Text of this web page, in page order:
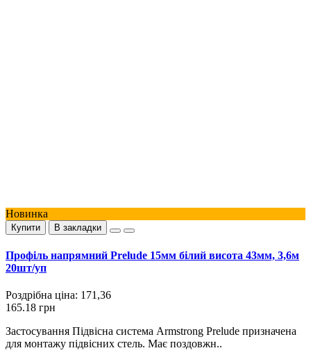
Новинка
Купити В закладки
Профіль напрямний Prelude 15мм білий висота 43мм, 3,6м
20шт/уп
Роздрібна ціна: 171,36
165.18 грн
Застосування Підвісна система Armstrong Prelude призначена
для монтажу підвісних стель. Має поздовжн..